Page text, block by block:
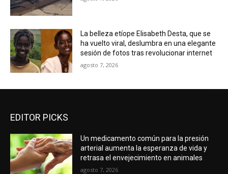
La belleza etíope Elisabeth Desta, que se
ha vuelto viral, deslumbra en una elegante
sesión de fotos tras revolucionar internet
agosto 7, 2026
EDITOR PICKS
Un medicamento común para la presión
arterial aumenta la esperanza de vida y
retrasa el envejecimiento en animales
agosto 7, 2026